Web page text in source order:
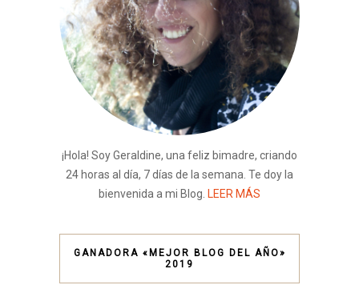
¡Hola! Soy Geraldine, una feliz bimadre, criando
24 horas al día, 7 días de la semana. Te doy la
bienvenida a mi Blog. LEER MÁS
GANADORA «MEJOR BLOG DEL AÑO»
2019